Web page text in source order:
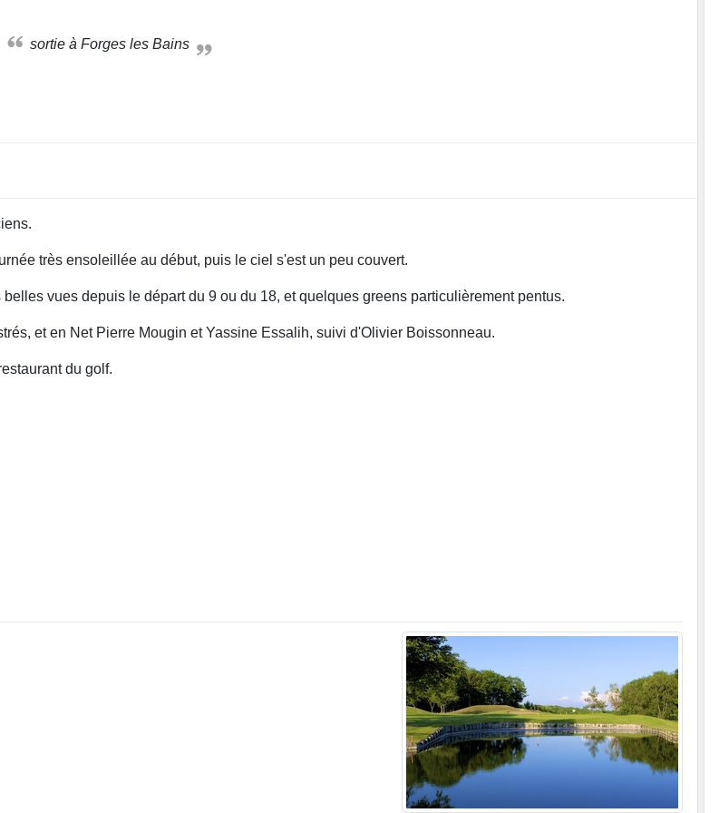
sortie à Forges les Bains
très ensoleillée au début, puis le ciel s'est un peu couvert.
vues depuis le départ du 9 ou du 18, et quelques greens particulièrement pentus.
et en Net Pierre Mougin et Yassine Essalih, suivi d'Olivier Boissonneau.
du golf.